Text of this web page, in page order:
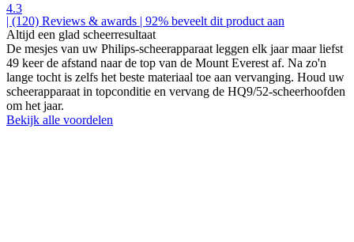
4.3
| (120) Reviews & awards | 92% beveelt dit product aan
Altijd een glad scheerresultaat
De mesjes van uw Philips-scheerapparaat leggen elk jaar maar liefst
49 keer de afstand naar de top van de Mount Everest af. Na zo'n
lange tocht is zelfs het beste materiaal toe aan vervanging. Houd uw
scheerapparaat in topconditie en vervang de HQ9/52-scheerhoofden
om het jaar.
Bekijk alle voordelen